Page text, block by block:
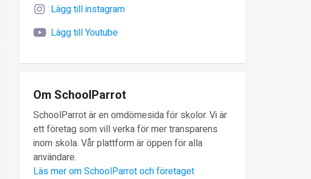
Lägg till instagram
Lägg till Youtube
Om SchoolParrot
SchoolParrot är en omdömesida för skolor. Vi är
ett företag som vill verka för mer transparens
inom skola. Vår plattform är öppen för alla
användare.
Läs mer om SchoolParrot och företaget